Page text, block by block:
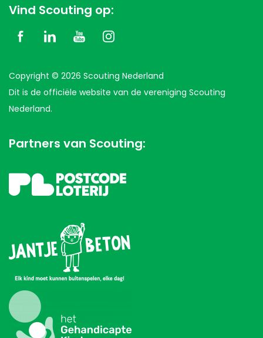
Vind Scouting op:
Copyright © 2026 Scouting Nederland
Dit is de officiële website van de vereniging Scouting
Nederland.
Partners van Scouting: